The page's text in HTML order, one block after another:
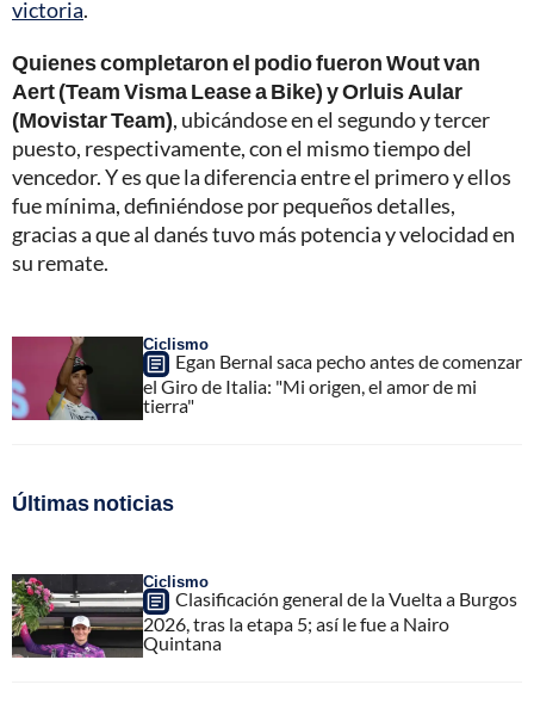
victoria.
Quienes completaron el podio fueron Wout van
Aert (Team Visma Lease a Bike) y Orluis Aular
(Movistar Team), ubicándose en el segundo y tercer
puesto, respectivamente, con el mismo tiempo del
vencedor. Y es que la diferencia entre el primero y ellos
fue mínima, definiéndose por pequeños detalles,
gracias a que al danés tuvo más potencia y velocidad en
su remate.
Ciclismo
Egan Bernal saca pecho antes de comenzar
el Giro de Italia: "Mi origen, el amor de mi
tierra"
Últimas noticias
Ciclismo
Clasificación general de la Vuelta a Burgos
2026, tras la etapa 5; así le fue a Nairo
Quintana